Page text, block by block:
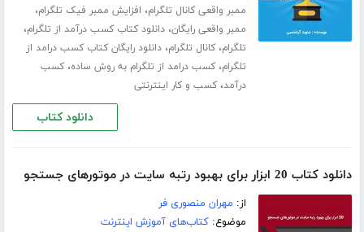
ممبر واقعی کانال تلگرام، افزایش ممبر فیک تلگرام،
ممبر واقعی رایگان،دانلود کتاب کسب درآمد از تلگرام،
تلگرام،کانال تلگرام،دانلود رایگان کتاب کسب درامد از
تلگرام،کسب درامد از تلگرام به روش ساده،کسب
درآمد،کسب و کار اینترنتی
دانلود کتاب
دانلود کتاب 20 ابزار برای بهبود رتبه سایت در موتورهای جستجو
از: مهران منصوری فر
موضوع:کتاب‌های آموزش اینترنت